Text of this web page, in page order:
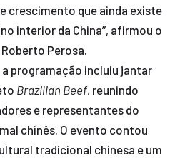
crescimento que ainda existe
interior da China”, afirmou o
Perosa.
a programação incluiu jantar
Brazilian Beef, reunindo
e representantes do
chinês. O evento contou
tradicional chinesa e um